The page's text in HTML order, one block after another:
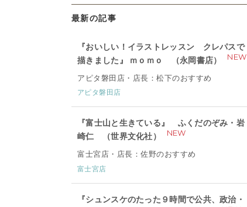
最新の記事
『おいしい！イラストレッスン クレパスで
描きました』 ｍｏｍｏ （永岡書店）
NEW
アピタ磐田店・店長：松下のおすすめ
アピタ磐田店
『富士山と生きている』 ふくだのぞみ・岩
崎仁 （世界文化社）
NEW
富士宮店・店長：佐野のおすすめ
富士宮店
『シュンスケのたった９時間で公共、政治・